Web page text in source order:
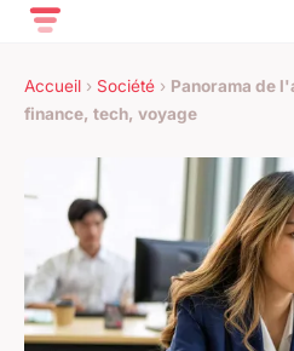
Accueil › Société › Panorama de
finance, tech, voyage